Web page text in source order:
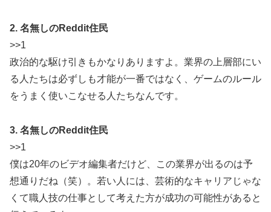
2. 名無しのReddit住民
>>1
政治的な駆け引きもかなりありますよ。業界の上層部にい
る人たちは必ずしも才能が一番ではなく、ゲームのルール
をうまく使いこなせる人たちなんです。
3. 名無しのReddit住民
>>1
僕は20年のビデオ編集者だけど、この業界が出るのは予
想通りだね（笑）。若い人には、芸術的なキャリアじゃな
くて職人技の仕事として考えた方が成功の可能性があると